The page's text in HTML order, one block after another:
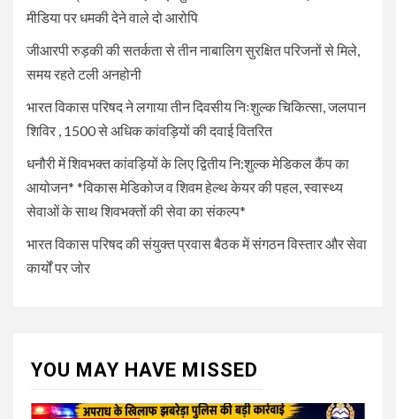
के साथ शिवभक्तों की सेवा का संकल्प*
5
बैठक में संगठन विस्तार और सेवा कार्यों
पर जोर
मीडिया पर धमकी देने वाले दो आरोपि
जीआरपी रुड़की की सतर्कता से तीन नाबालिग सुरक्षित परिजनों से मिले,
समय रहते टली अनहोनी
भारत विकास परिषद ने लगाया तीन दिवसीय निःशुल्क चिकित्सा, जलपान
शिविर , 1500 से अधिक कांवड़ियों की दवाई वितरित
धनौरी में शिवभक्त कांवड़ियों के लिए द्वितीय नि:शुल्क मेडिकल कैंप का
आयोजन* *विकास मेडिकोज व शिवम हेल्थ केयर की पहल, स्वास्थ्य
सेवाओं के साथ शिवभक्तों की सेवा का संकल्प*
भारत विकास परिषद की संयुक्त प्रवास बैठक में संगठन विस्तार और सेवा
कार्यों पर जोर
YOU MAY HAVE MISSED